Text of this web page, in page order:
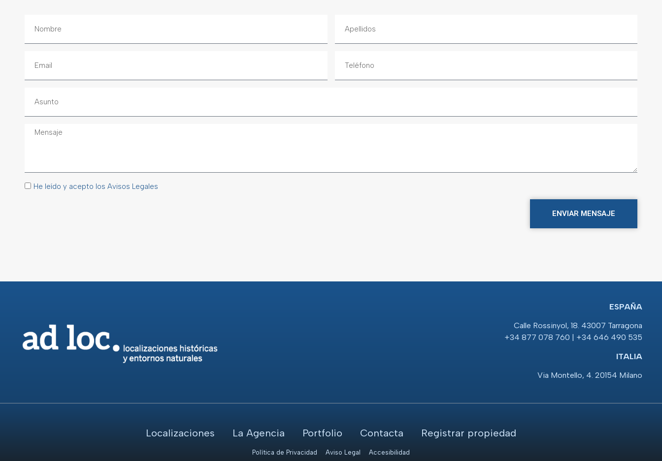
He leído y acepto los Avisos Legales
ENVIAR MENSAJE
ESPAÑA
Calle Rossinyol, 18. 43007 Tarragona
+34 877 078 760 | +34 646 490 535
ITALIA
Via Montello, 4. 20154 Milano
Localizaciones La Agencia Portfolio Contacta Registrar propiedad
Política de Privacidad Aviso Legal Accesibilidad